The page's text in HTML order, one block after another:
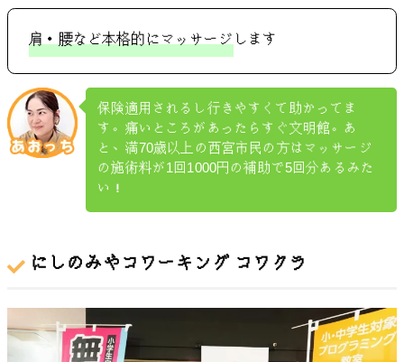
肩・腰など本格的にマッサージします
保険適用されるし行きやすくて助かってま
す。痛いところがあったらすぐ文明館。あ
と、満70歳以上の西宮市民の方はマッサージ
の施術料が1回1000円の補助で5回分あるみた
い！
にしのみやコワーキング コワクラ